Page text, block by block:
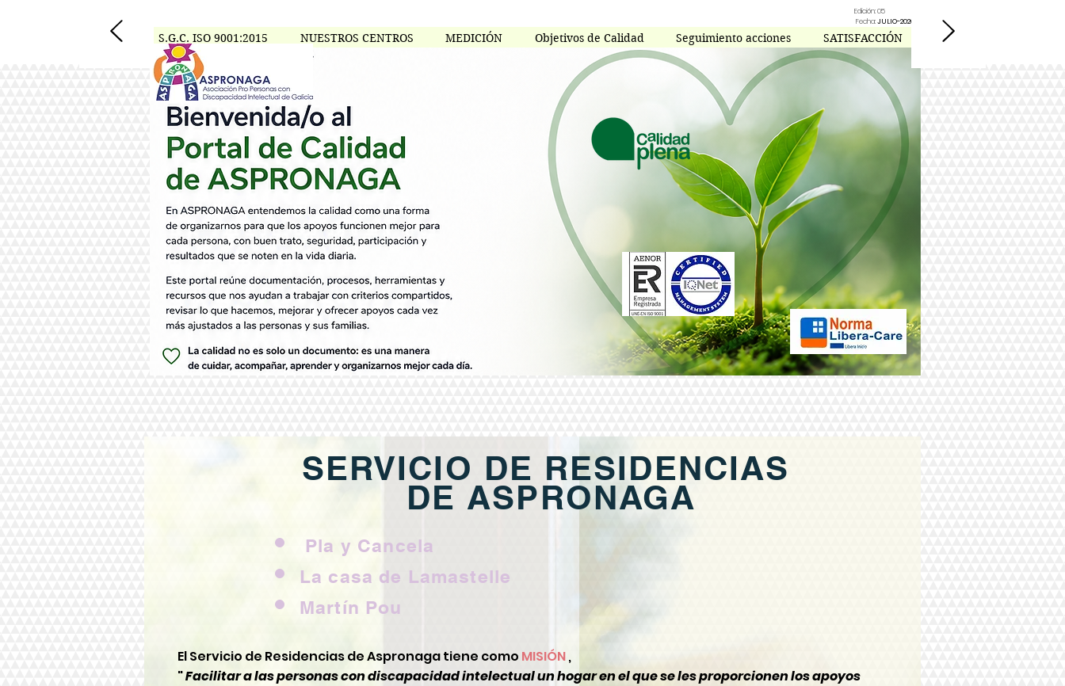
Edición: 05
Fecha:JULIO-2026
S.G.C. ISO 9001:2015 NUESTROS CENTROS MEDICIÓN Objetivos de Calidad Seguimiento acciones SATISFACCIÓN
SERVICIO DE RESIDENCIAS
DE ASPRONAGA
Pla y Cancela
La casa de Lamastelle
Martín Pou
El Servicio de Residencias de Aspronaga tiene como MISIÓN,
"Facilitar a las personas con discapacidad intelectual un hogar en el que se les proporcionen los apoyos